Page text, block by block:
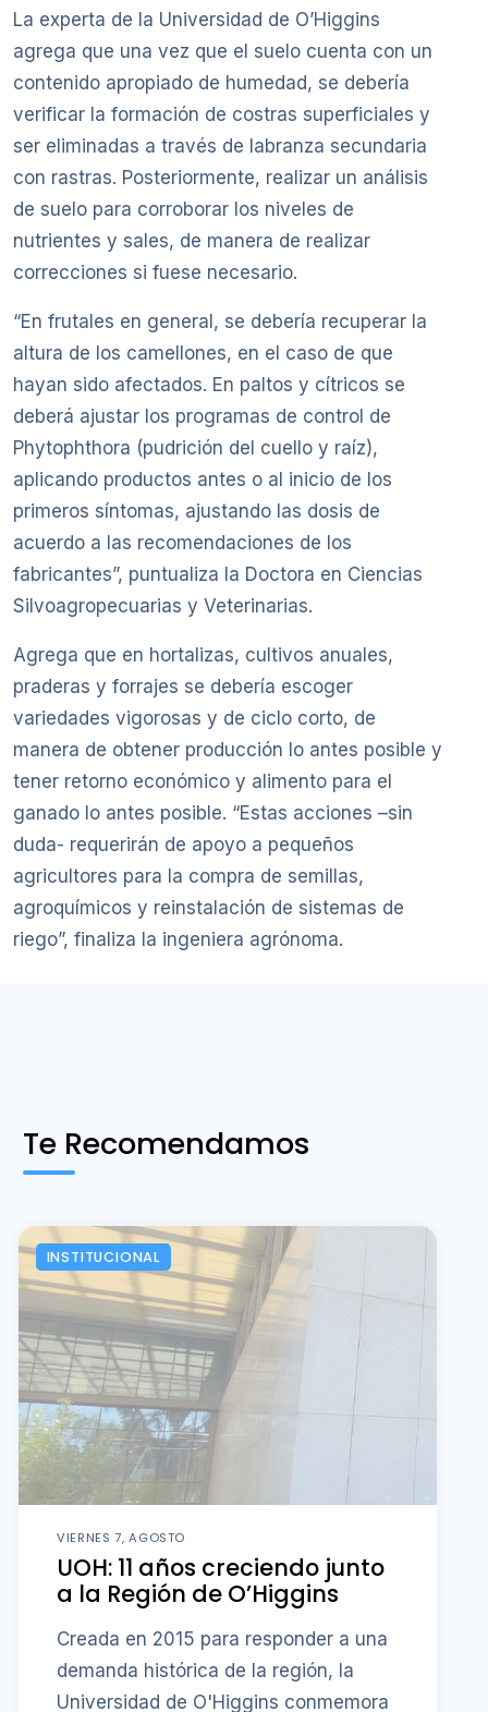
La experta de la Universidad de O’Higgins
agrega que una vez que el suelo cuenta con un
contenido apropiado de humedad, se debería
verificar la formación de costras superficiales y
ser eliminadas a través de labranza secundaria
con rastras. Posteriormente, realizar un análisis
de suelo para corroborar los niveles de
nutrientes y sales, de manera de realizar
correcciones si fuese necesario.
“En frutales en general, se debería recuperar la
altura de los camellones, en el caso de que
hayan sido afectados. En paltos y cítricos se
deberá ajustar los programas de control de
Phytophthora (pudrición del cuello y raíz),
aplicando productos antes o al inicio de los
primeros síntomas, ajustando las dosis de
acuerdo a las recomendaciones de los
fabricantes”, puntualiza la Doctora en Ciencias
Silvoagropecuarias y Veterinarias.
Agrega que en hortalizas, cultivos anuales,
praderas y forrajes se debería escoger
variedades vigorosas y de ciclo corto, de
manera de obtener producción lo antes posible y
tener retorno económico y alimento para el
ganado lo antes posible. “Estas acciones –sin
duda- requerirán de apoyo a pequeños
agricultores para la compra de semillas,
agroquímicos y reinstalación de sistemas de
riego”, finaliza la ingeniera agrónoma.
Te Recomendamos
INSTITUCIONAL
VIERNES 7, AGOSTO
UOH: 11 años creciendo junto
a la Región de O’Higgins
Creada en 2015 para responder a una
demanda histórica de la región, la
Universidad de O'Higgins conmemora